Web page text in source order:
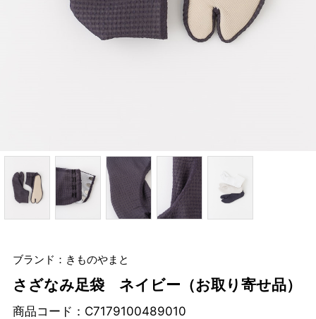
ブランド：きものやまと
さざなみ足袋 ネイビー（お取り寄せ品）
商品コード： C7179100489010